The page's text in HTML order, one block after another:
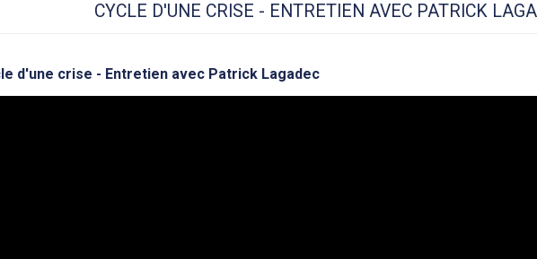
CYCLE D'UNE CRISE - ENTRETIEN AVEC PATRICK
d'une crise - Entretien avec Patrick Lagadec